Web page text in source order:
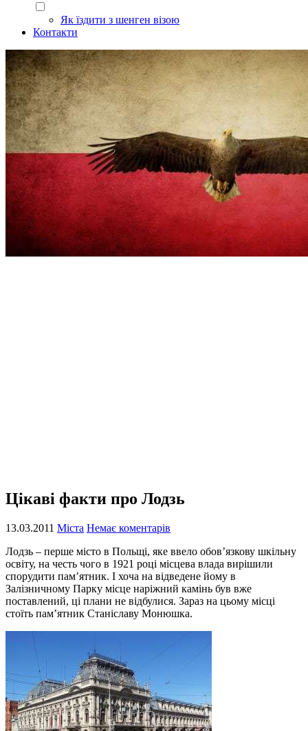
Як їздити з шенген візою
Контакти
Цікаві факти про Лодзь
13.03.2011 Міста Немає коментарів
Лодзь – перше місто в Польщі, яке ввело обов’язкову шкільну
освіту, на честь чого в 1921 році місцева влада вирішили
спорудити пам’ятник. І хоча на відведене йому в
Залізничному Парку місце наріжний камінь був вже
поставлений, ці плани не відбулися. Зараз на цьому місці
стоїть пам’ятник Станіславу Монюшка.